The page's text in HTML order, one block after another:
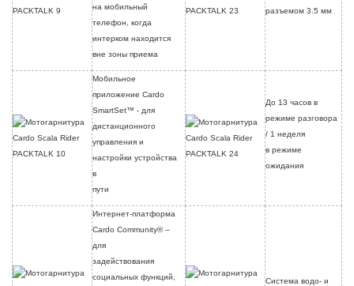
на мобильный
телефон, когда
интерком находится
вне зоны приема
разъемом 3.5 мм
Мобильное
приложение Cardo
SmartSet™ - для
дистанционного
управления и
настройки устройства
в
пути
До 13 часов в
режиме разговора
/ 1 неделя
в режиме
ожидания
Интернет-платформа
Cardo Community® –
для
задействования
социальных функций,
Система водо- и